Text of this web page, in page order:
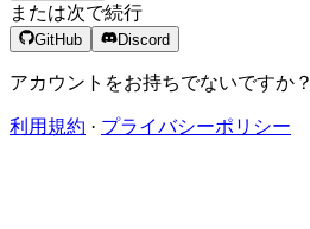
または次で続行
GitHub Discord
アカウントをお持ちでないですか？
利用規約 · プライバシーポリシー